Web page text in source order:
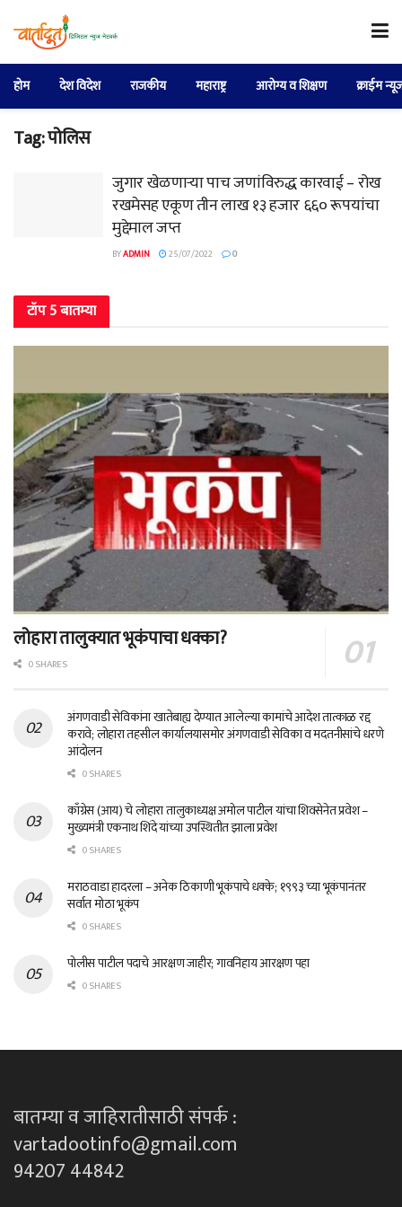
होम देश विदेश राजकीय महाराष्ट्र आरोग्य व शिक्षण क्राईम
Tag:पोलिस
जुगार खेळणाऱ्या पाच जणांविरुद्ध कारवाई – रोख
रखमेसह एकूण तीन लाख १३ हजार ६६० रूपयांचा
मुद्देमाल जप्त
BYADMIN 25/07/2022 0
टॉप 5 बातम्या
लोहारा तालुक्यात भूकंपाचा धक्का?
0 SHARES
अंगणवाडी सेविकांना खातेबाह्य देण्यात आलेल्या कामांचे आदेश तात्काळ रद्द
करावे; लोहारा तहसील कार्यालयासमोर अंगणवाडी सेविका व मदतनीसांचे धरणे
आंदोलन
0 SHARES
काँग्रेस (आय) चे लोहारा तालुकाध्यक्ष अमोल पाटील यांचा शिवसेनेत प्रवेश –
मुख्यमंत्री एकनाथ शिंदे यांच्या उपस्थितीत झाला प्रवेश
0 SHARES
मराठवाडा हादरला – अनेक ठिकाणी भूकंपाचे धक्के; १९९३ च्या भूकंपानंतर
सर्वात मोठा भूकंप
0 SHARES
पोलीस पाटील पदाचे आरक्षण जाहीर; गावनिहाय आरक्षण पहा
0 SHARES
बातम्या व जाहिरातीसाठी संपर्क :
vartadootinfo@gmail.com
94207 44842